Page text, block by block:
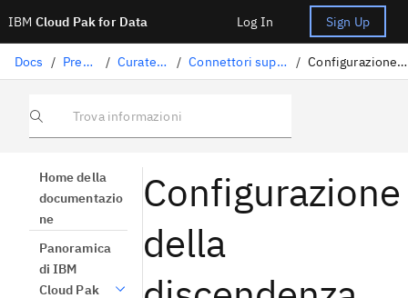
IBM Cloud Pak for Data Log In Sign Up
Docs / Preparazione dati / Curatela di dati strutturati / Connettori supportati per l'importazione della genealogia / Configurazione della discendenza dell' PowerCenter e di Informatica
Trova informazioni
Home della
documentazio
ne
Panoramica
di IBM
Cloud Pak
Configurazione
della